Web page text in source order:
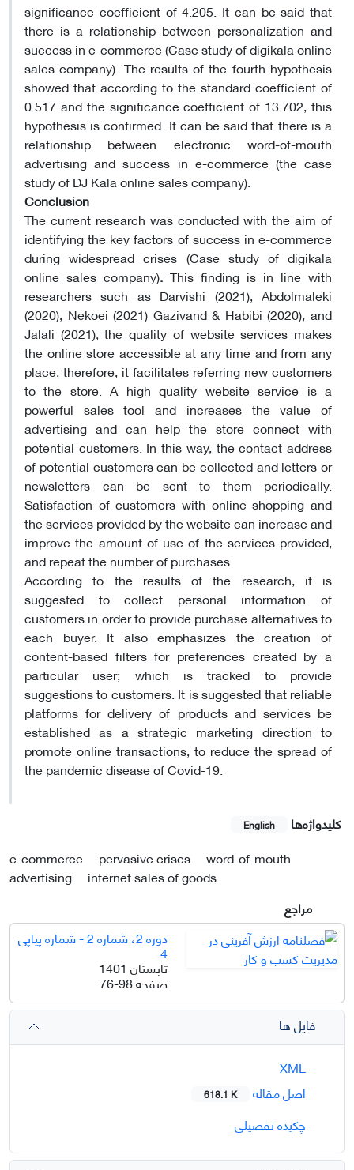
significance coefficient of 4.205. It can be said that
there is a relationship between personalization and
success in e-commerce (Case study of digikala online
sales company). The results of the fourth hypothesis
showed that according to the standard coefficient of
0.517 and the significance coefficient of 13.702, this
hypothesis is confirmed. It can be said that there is a
relationship between electronic word-of-mouth
advertising and success in e-commerce (the case
study of DJ Kala online sales company).
Conclusion
The current research was conducted with the aim of
identifying the key factors of success in e-commerce
during widespread crises (Case study of digikala
online sales company). This finding is in line with
researchers such as Darvishi (2021), Abdolmaleki
(2020), Nekoei (2021) Gazivand & Habibi (2020), and
Jalali (2021); the quality of website services makes
the online store accessible at any time and from any
place; therefore, it facilitates referring new customers
to the store. A high quality website service is a
powerful sales tool and increases the value of
advertising and can help the store connect with
potential customers. In this way, the contact address
of potential customers can be collected and letters or
newsletters can be sent to them periodically.
Satisfaction of customers with online shopping and
the services provided by the website can increase and
improve the amount of use of the services provided,
and repeat the number of purchases.
According to the results of the research, it is
suggested to collect personal information of
customers in order to provide purchase alternatives to
each buyer. It also emphasizes the creation of
content-based filters for preferences created by a
particular user; which is tracked to provide
suggestions to customers. It is suggested that reliable
platforms for delivery of products and services be
established as a strategic marketing direction to
promote online transactions, to reduce the spread of
the pandemic disease of Covid-19.
کلیدواژه‌ها English
e-commerce pervasive crises
word-of-mouth
advertising
internet sales of goods
مراجع
دوره 2، شماره 2 - شماره پیاپی
4
تابستان 1401
صفحه76-98
فایل ها
اصل مقاله
618.1 K
چکیده تفصیلی